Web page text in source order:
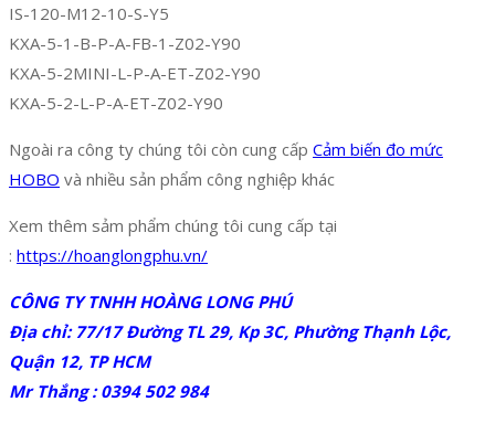
IS-120-M12-10-S-Y5
KXA-5-1-B-P-A-FB-1-Z02-Y90
KXA-5-2MINI-L-P-A-ET-Z02-Y90
KXA-5-2-L-P-A-ET-Z02-Y90
Ngoài ra công ty chúng tôi còn cung cấp Cảm biến đo mức
HOBO và nhiều sản phẩm công nghiệp khác
Xem thêm sảm phẩm chúng tôi cung cấp tại
: https://hoanglongphu.vn/
CÔNG TY TNHH HOÀNG LONG PHÚ
Địa chỉ: 77/17 Đường TL 29, Kp 3C, Phường Thạnh Lộc,
Quận 12, TP HCM
Mr Thắng : 0394 502 984